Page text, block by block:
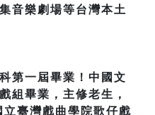
音樂劇場等台灣本土
第一屆畢業！中國文
組畢業，主修老生，
臺灣戲曲學院歌仔戲